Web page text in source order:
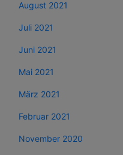
August 2021
Juli 2021
Juni 2021
Mai 2021
März 2021
Februar 2021
November 2020